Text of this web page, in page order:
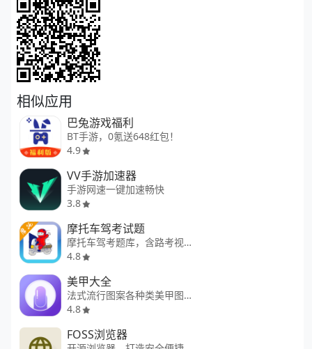
相似应用
巴兔游戏福利
BT手游，0氪送648红包！
4.9
VV手游加速器
手游网速一键加速畅快
3.8
摩托车驾考试题
摩托车驾考题库，含路考视频
4.8
美甲大全
法式流行图案各种类美甲图片大全
4.8
FOSS浏览器